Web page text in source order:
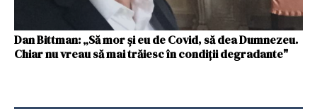
Dan Bittman: „Să mor și eu de Covid, să dea Dumnezeu.
Chiar nu vreau să mai trăiesc în condiții degradante"